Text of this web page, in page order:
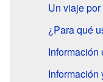
Un viaje
¿Para qué
Información
Información